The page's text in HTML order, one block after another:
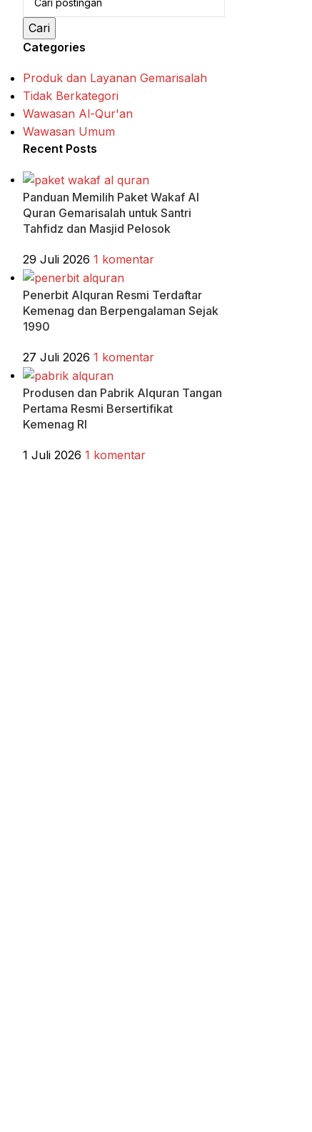
Cari
Categories
Produk dan Layanan Gemarisalah
Tidak Berkategori
Wawasan Al-Qur'an
Wawasan Umum
Recent Posts
Panduan Memilih Paket Wakaf Al
Quran Gemarisalah untuk Santri
Tahfidz dan Masjid Pelosok
29 Juli 2026 1 komentar
Penerbit Alquran Resmi Terdaftar
Kemenag dan Berpengalaman Sejak
1990
27 Juli 2026 1 komentar
Produsen dan Pabrik Alquran Tangan
Pertama Resmi Bersertifikat
Kemenag RI
1 Juli 2026 1 komentar